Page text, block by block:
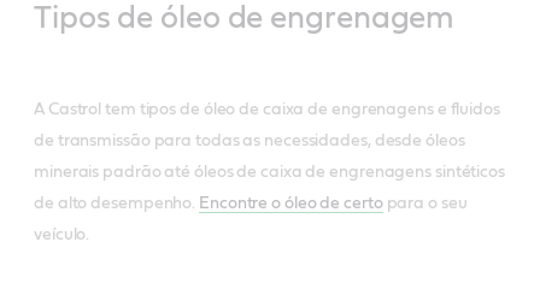
Tipos de óleo de engrenagem
A Castrol tem tipos de óleo de caixa de engrenagens e fluidos
de transmissão para todas as necessidades, desde óleos
minerais padrão até óleos de caixa de engrenagens sintéticos
de alto desempenho.
Encontre o óleo de certopara o seu
veículo.